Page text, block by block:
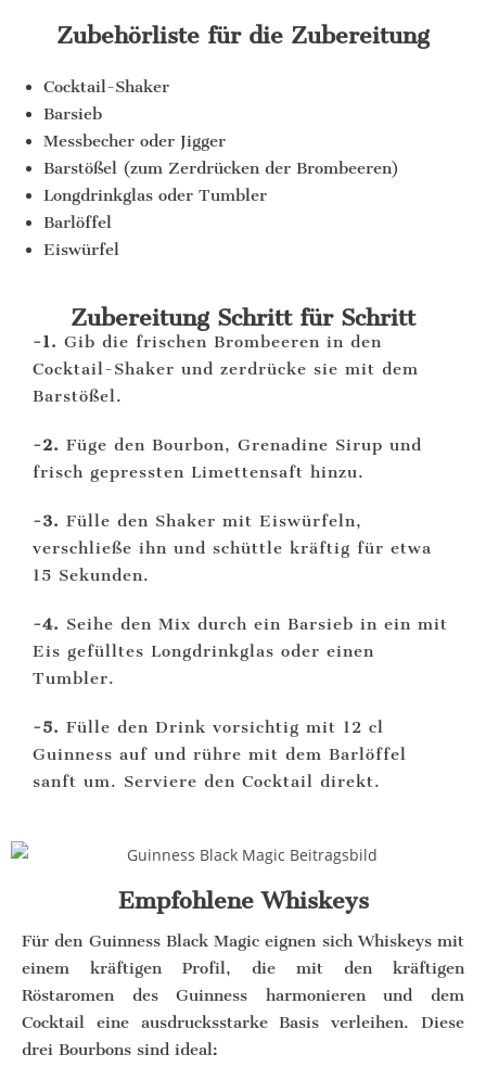
Zubehörliste für die Zubereitung
Cocktail-Shaker
Barsieb
Messbecher oder Jigger
Barstößel (zum Zerdrücken der Brombeeren)
Longdrinkglas oder Tumbler
Barlöffel
Eiswürfel
Zubereitung Schritt für Schritt
-1. Gib die frischen Brombeeren in den
Cocktail-Shaker und zerdrücke sie mit dem
Barstößel.
-2. Füge den Bourbon, Grenadine Sirup und
frisch gepressten Limettensaft hinzu.
-3. Fülle den Shaker mit Eiswürfeln,
verschließe ihn und schüttle kräftig für etwa
15 Sekunden.
-4. Seihe den Mix durch ein Barsieb in ein mit
Eis gefülltes Longdrinkglas oder einen
Tumbler.
-5. Fülle den Drink vorsichtig mit 12 cl
Guinness auf und rühre mit dem Barlöffel
sanft um. Serviere den Cocktail direkt.
Empfohlene Whiskeys
Für den Guinness Black Magic eignen sich Whiskeys mit
einem kräftigen Profil, die mit den kräftigen
Röstaromen des Guinness harmonieren und dem
Cocktail eine ausdrucksstarke Basis verleihen. Diese
drei Bourbons sind ideal: